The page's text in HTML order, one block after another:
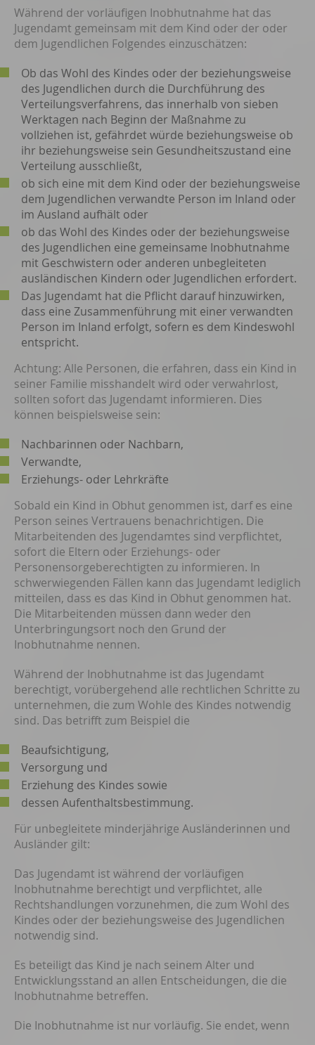
Während der vorläufigen Inobhutnahme hat das
Jugendamt gemeinsam mit dem Kind oder der oder
dem Jugendlichen Folgendes einzuschätzen:
Ob das Wohl des Kindes oder der beziehungsweise
des Jugendlichen durch die Durchführung des
Verteilungsverfahrens, das innerhalb von sieben
Werktagen nach Beginn der Maßnahme zu
vollziehen ist, gefährdet würde beziehungsweise ob
ihr beziehungsweise sein Gesundheitszustand eine
Verteilung ausschließt,
ob sich eine mit dem Kind oder der beziehungsweise
dem Jugendlichen verwandte Person im Inland oder
im Ausland aufhält oder
ob das Wohl des Kindes oder der beziehungsweise
des Jugendlichen eine gemeinsame Inobhutnahme
mit Geschwistern oder anderen unbegleiteten
ausländischen Kindern oder Jugendlichen erfordert.
Das Jugendamt hat die Pflicht darauf hinzuwirken,
dass eine Zusammenführung mit einer verwandten
Person im Inland erfolgt, sofern es dem Kindeswohl
entspricht.
Achtung: Alle Personen, die erfahren, dass ein Kind in
seiner Familie misshandelt wird oder verwahrlost,
sollten sofort das Jugendamt informieren. Dies
können beispielsweise sein:
Nachbarinnen oder Nachbarn,
Verwandte,
Erziehungs- oder Lehrkräfte
Sobald ein Kind in Obhut genommen ist, darf es eine
Person seines Vertrauens benachrichtigen. Die
Mitarbeitenden des Jugendamtes sind verpflichtet,
sofort die Eltern oder Erziehungs- oder
Personensorgeberechtigten zu informieren. In
schwerwiegenden Fällen kann das Jugendamt lediglich
mitteilen, dass es das Kind in Obhut genommen hat.
Die Mitarbeitenden müssen dann weder den
Unterbringungsort noch den Grund der
Inobhutnahme nennen.
Während der Inobhutnahme ist das Jugendamt
berechtigt, vorübergehend alle rechtlichen Schritte zu
unternehmen, die zum Wohle des Kindes notwendig
sind. Das betrifft zum Beispiel die
Beaufsichtigung,
Versorgung und
Erziehung des Kindes sowie
dessen Aufenthaltsbestimmung.
Für unbegleitete minderjährige Ausländerinnen und
Ausländer gilt:
Das Jugendamt ist während der vorläufigen
Inobhutnahme berechtigt und verpflichtet, alle
Rechtshandlungen vorzunehmen, die zum Wohl des
Kindes oder der beziehungsweise des Jugendlichen
notwendig sind.
Es beteiligt das Kind je nach seinem Alter und
Entwicklungsstand an allen Entscheidungen, die die
Inobhutnahme betreffen.
Die Inobhutnahme ist nur vorläufig. Sie endet, wenn